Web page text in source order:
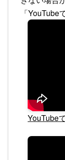
「YouTube
YouTube